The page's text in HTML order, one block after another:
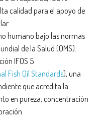
calidad para el apoyo de
humano bajo las normas
de la Salud (OMS).
IFOS 5
Fish Oil Standards), una
que acredita la
en pureza, concentración